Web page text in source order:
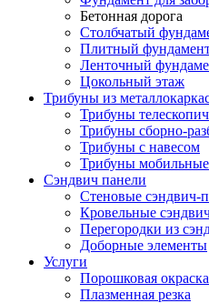
Бетонная дорога
Столбчатый
Плитный
Ленточный
Цокольный этаж
Трибуны из
Трибуны
Трибуны сборно-
Трибуны с навесом
Трибуны мобильные
Сэндвич панели
Стеновые сэндвич-
Кровельные
Перегородки из
Доборные элементы
Услуги
Порошковая окраска
Плазменная резка